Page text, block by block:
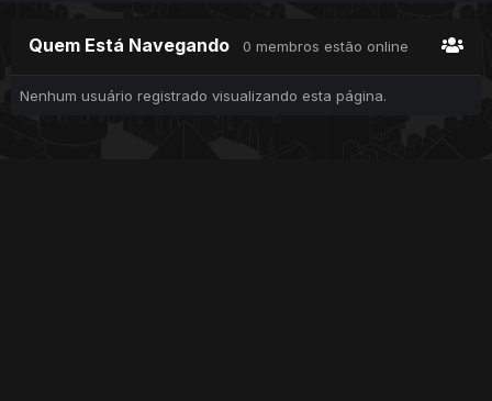
Quem Está Navegando 0 membros estão online
Nenhum usuário registrado visualizando esta página.